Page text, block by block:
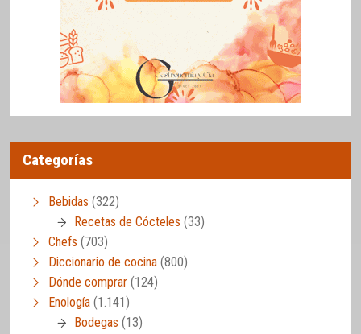
Categorías
Bebidas (322)
Recetas de Cócteles (33)
Chefs (703)
Diccionario de cocina (800)
Dónde comprar (124)
Enología (1.141)
Bodegas (13)